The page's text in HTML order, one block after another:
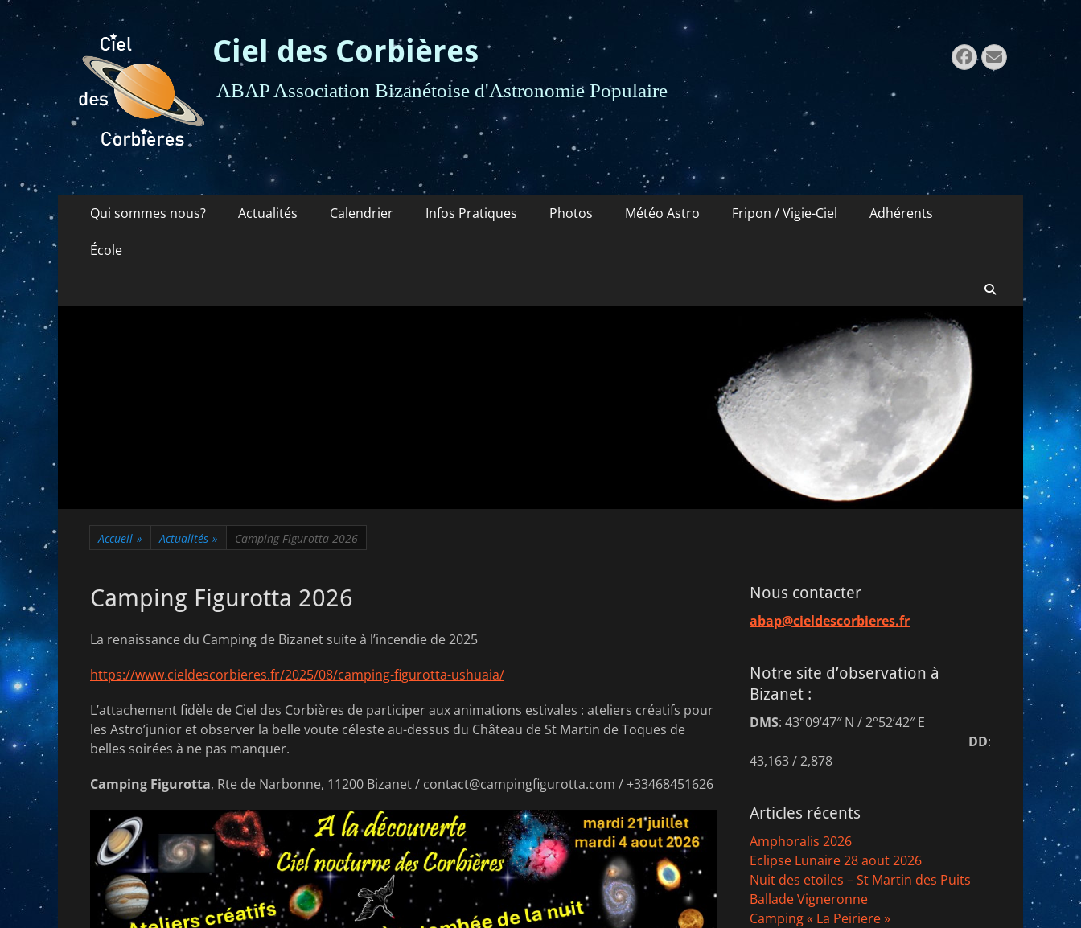
Ciel des Corbières
ABAP Association Bizanétoise d'Astronomie Populaire
Facebook
E-
mail
Menu
principal
contenu
Qui sommes nous? Actualités Calendrier Infos Pratiques Photos Météo Astro Fripon / Vigie-Ciel Adhérents
École
Accueil » Actualités » Camping Figurotta 2026
Camping Figurotta 2026
La renaissance du Camping de Bizanet suite à l’incendie de 2025
https://www.cieldescorbieres.fr/2025/08/camping-figurotta-ushuaia/
L’attachement fidèle de Ciel des Corbières de participer aux animations estivales : ateliers créatifs pour
les Astro’junior et observer la belle voute céleste au-dessus du Château de St Martin de Toques de
belles soirées à ne pas manquer.
Camping Figurotta, Rte de Narbonne, 11200 Bizanet / contact@campingfigurotta.com / +33468451626
Nous contacter
abap@cieldescorbieres.fr
Notre site d’observation à
Bizanet :
DMS: 43°09’47″ N / 2°52’42″ E
DD:
43,163 / 2,878
Articles récents
Amphoralis 2026
Eclipse Lunaire 28 aout 2026
Nuit des etoiles – St Martin des Puits
Ballade Vigneronne
Camping « La Peiriere »